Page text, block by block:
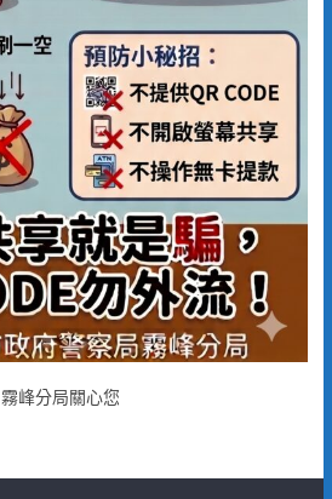
霧峰分局關心您